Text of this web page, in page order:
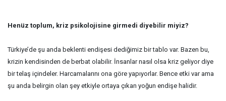
Henüz toplum, kriz psikolojisine girmedi diyebilir miyiz?
Türkiye’de şu anda beklenti endişesi dediğimiz bir tablo var. Bazen bu,
krizin kendisinden de berbat olabilir. İnsanlar nasıl olsa kriz geliyor diye
bir telaş içindeler. Harcamalarını ona göre yapıyorlar. Bence etki var ama
şu anda belirgin olan şey etkiyle ortaya çıkan yoğun endişe halidir.